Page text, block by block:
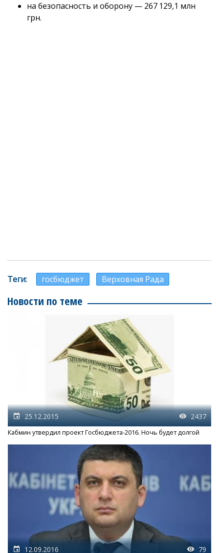
на безопасность и оборону — 267 129,1 млн
грн.
Теги госбюджет Верховная Рада
Новости по теме
25.12.2015 2437
Кабмин утвердил проект Госбюджета-2016. Ночь будет долгой
12.09.2016 79